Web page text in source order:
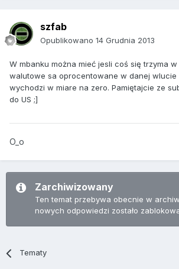
szfab
Opublikowano 14 Grudnia 2013
W mbanku można mieć jesli coś się trzyma
walutowe sa oprocentowane w danej
wychodzi w miare na zero. Pamiętajcie ze
do US ;]
O_o
Zarchiwizowany
Ten temat przebywa obecnie w
nowych odpowiedzi zostało
Tematy